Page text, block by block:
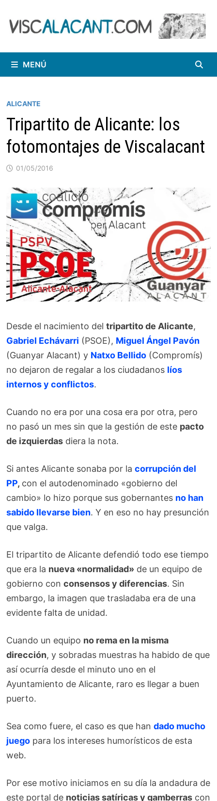
contenido
MENÚ
ALICANTE
Tripartito de Alicante: los
fotomontajes de Viscalacant
01/05/2016
Desde el nacimiento deltripartito de Alicante,
Gabriel Echávarri (PSOE), Miguel Ángel Pavón
(Guanyar Alacant) y Natxo Bellido (Compromís)
no dejaron de regalar a los ciudadanos líos
internos y conflictos.
Cuando no era por una cosa era por otra, pero
no pasó un mes sin que la gestión de este pacto
de izquierdas diera la nota.
Si antes Alicante sonaba por lacorrupción del
PP, con el autodenominado «gobierno del
cambio» lo hizo porque sus gobernantes no han
sabido llevarse bien. Y en eso no hay presunción
que valga.
El tripartito de Alicante defendió todo ese tiempo
que era la nueva «normalidad» de un equipo de
gobierno conconsensos y diferencias. Sin
embargo, la imagen que trasladaba era de una
evidente falta de unidad.
Cuando un equipo no rema en la misma
dirección, y sobradas muestras ha habido de que
así ocurría desde el minuto uno en el
Ayuntamiento de Alicante, raro es llegar a buen
puerto.
Sea como fuere, el caso es que handado mucho
juego para los intereses humorísticos de esta
web.
Por ese motivo iniciamos en su día la andadura de
este portal de noticias satíricas y gamberras con